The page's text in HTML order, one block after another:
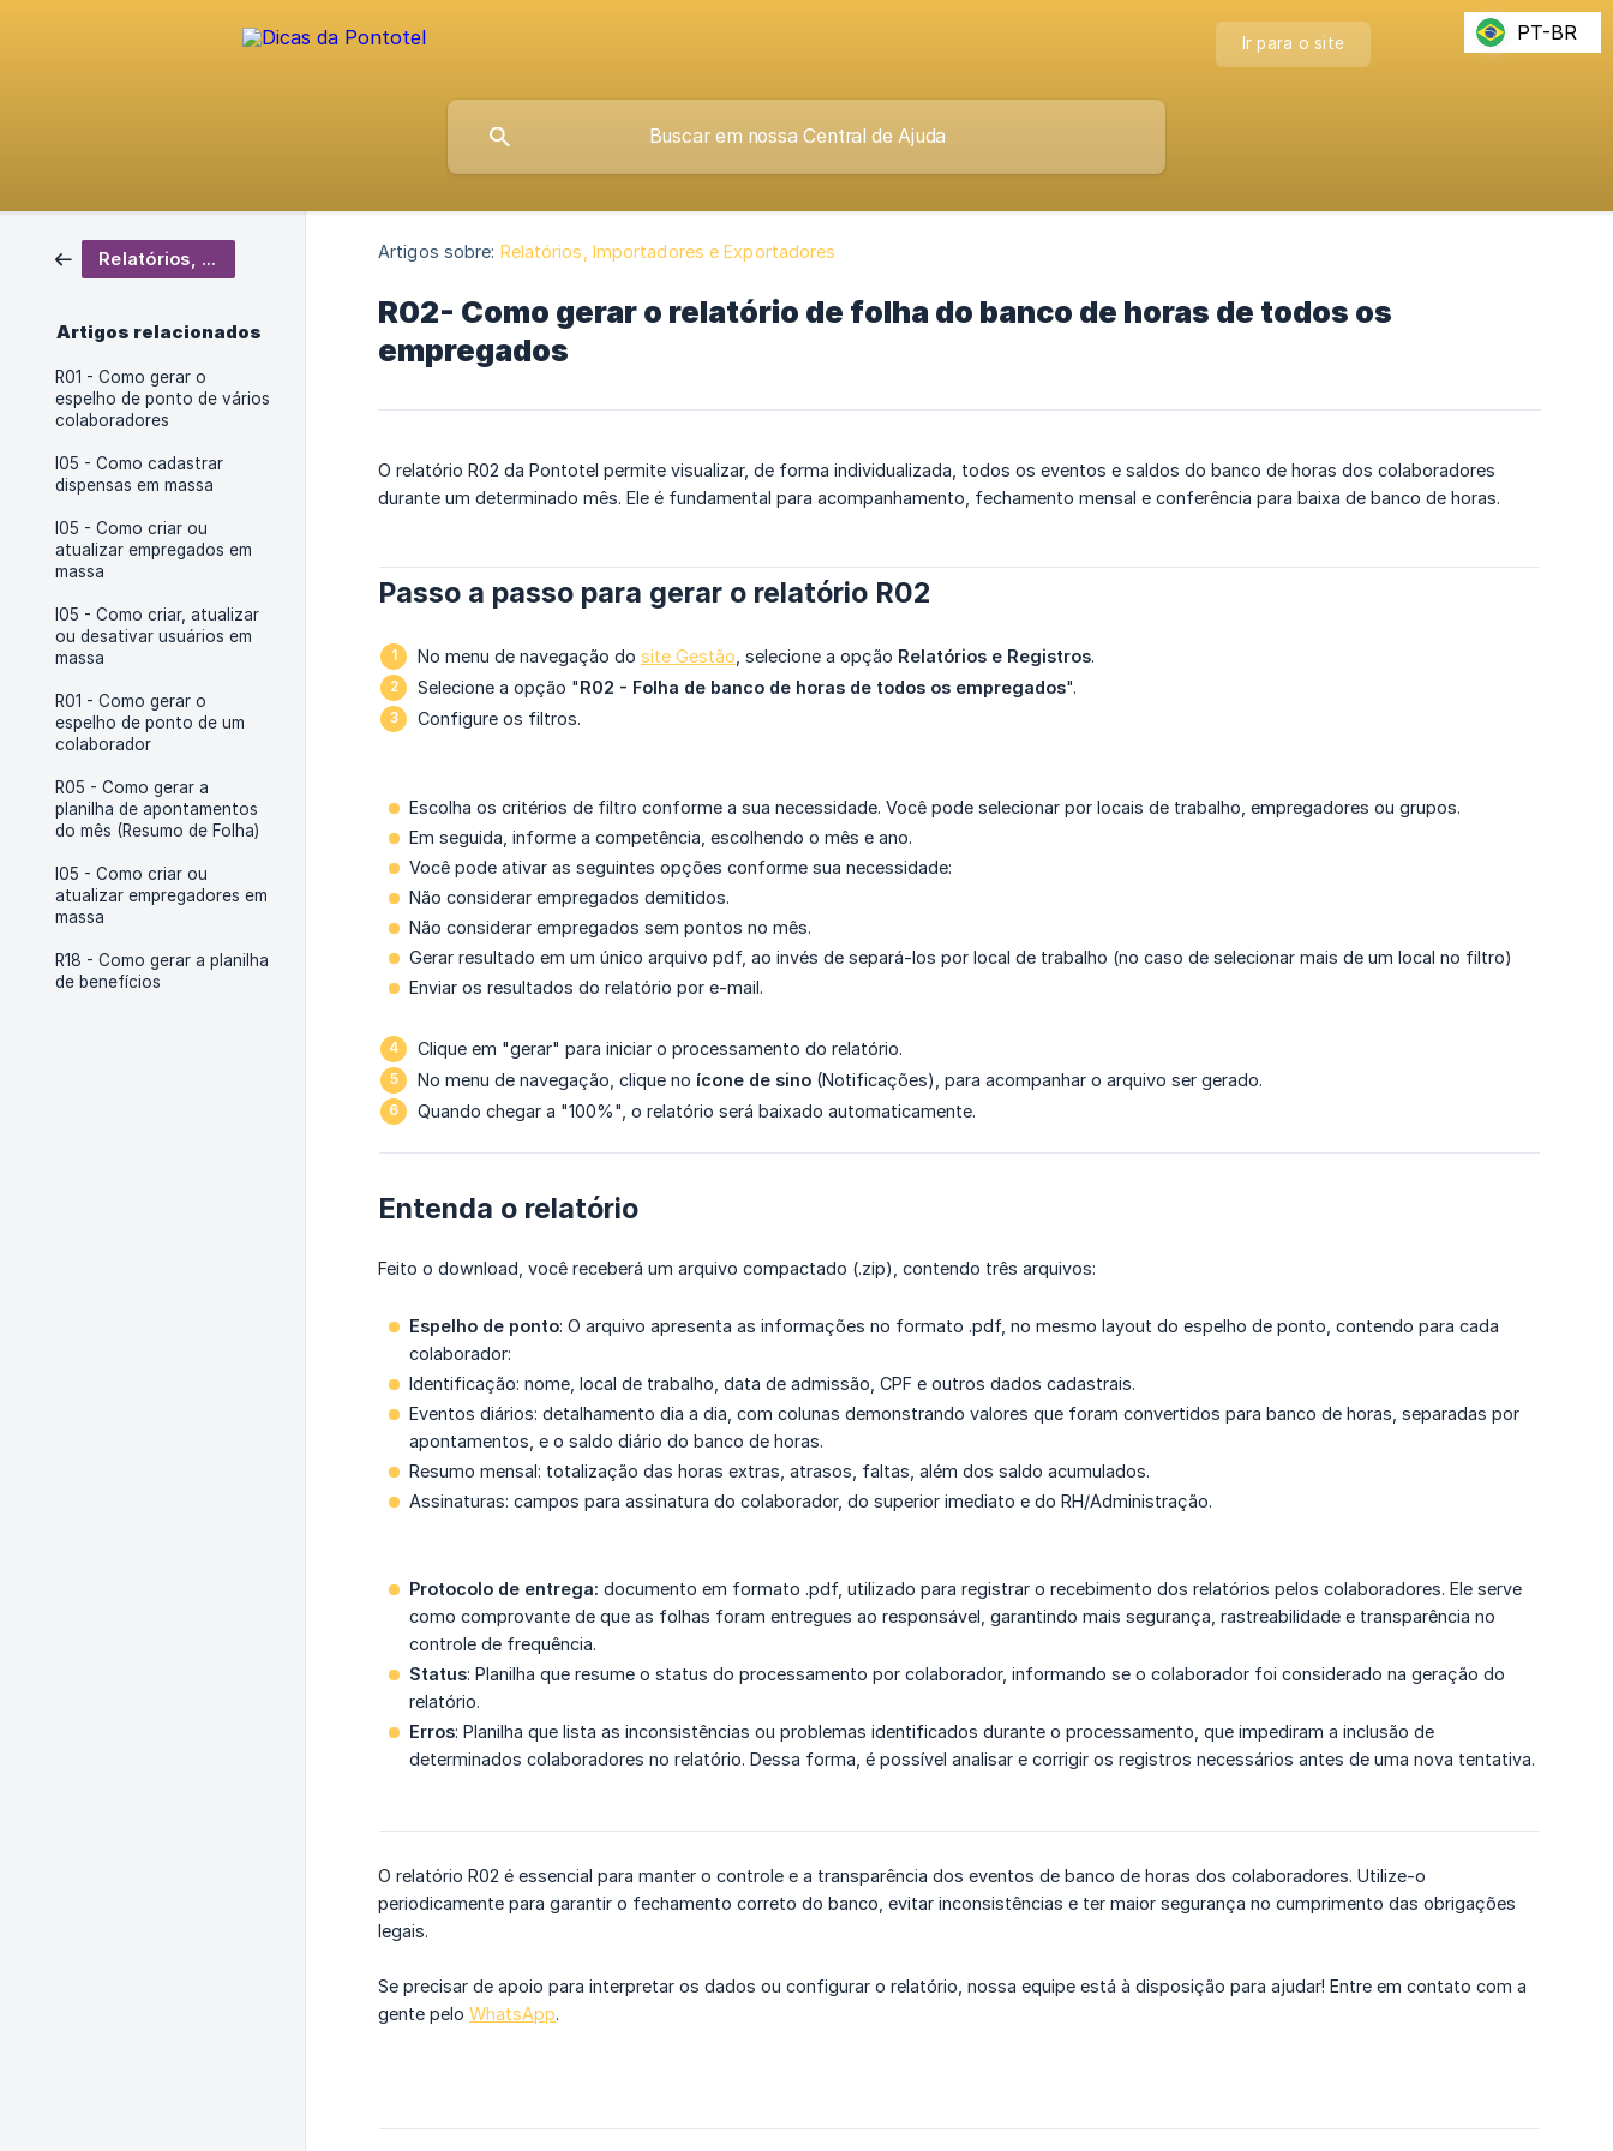
Ir para o site
Relatórios, Importadores e Exportadores
Artigos relacionados
R01 - Como gerar o
espelho de ponto de vários
colaboradores
I05 - Como cadastrar
dispensas em massa
I05 - Como criar ou
atualizar empregados em
massa
I05 - Como criar, atualizar
ou desativar usuários em
massa
R01 - Como gerar o
espelho de ponto de um
colaborador
R05 - Como gerar a
planilha de apontamentos
do mês (Resumo de Folha)
I05 - Como criar ou
atualizar empregadores em
massa
R18 - Como gerar a planilha
de benefícios
Artigos sobre: Relatórios, Importadores e Exportadores
R02- Como gerar o relatório de folha do banco de horas de todos os
empregados
O relatório R02 da Pontotel permite visualizar, de forma individualizada, todos os eventos e saldos do banco de horas dos colaboradores
durante um determinado mês. Ele é fundamental para acompanhamento, fechamento mensal e conferência para baixa de banco de horas.
Passo a passo para gerar o relatório R02
No menu de navegação do site Gestão , selecione a opção Relatórios e Registros.
Selecione a opção "R02 - Folha de banco de horas de todos os empregados".
Configure os filtros.
Escolha os critérios de filtro conforme a sua necessidade. Você pode selecionar por locais de trabalho, empregadores ou grupos.
Em seguida, informe a competência, escolhendo o mês e ano.
Você pode ativar as seguintes opções conforme sua necessidade:
Não considerar empregados demitidos.
Não considerar empregados sem pontos no mês.
Gerar resultado em um único arquivo pdf, ao invés de separá-los por local de trabalho (no caso de selecionar mais de um local no filtro)
Enviar os resultados do relatório por e-mail.
Clique em "gerar" para iniciar o processamento do relatório.
No menu de navegação, clique no ícone de sino (Notificações), para acompanhar o arquivo ser gerado.
Quando chegar a "100%", o relatório será baixado automaticamente.
Entenda o relatório
Feito o download, você receberá um arquivo compactado (.zip), contendo três arquivos:
Espelho de ponto: O arquivo apresenta as informações no formato .pdf, no mesmo layout do espelho de ponto, contendo para cada
colaborador:
Identificação: nome, local de trabalho, data de admissão, CPF e outros dados cadastrais.
Eventos diários: detalhamento dia a dia, com colunas demonstrando valores que foram convertidos para banco de horas, separadas por
apontamentos, e o saldo diário do banco de horas.
Resumo mensal: totalização das horas extras, atrasos, faltas, além dos saldo acumulados.
Assinaturas: campos para assinatura do colaborador, do superior imediato e do RH/Administração.
Protocolo de entrega: documento em formato .pdf, utilizado para registrar o recebimento dos relatórios pelos colaboradores. Ele serve
como comprovante de que as folhas foram entregues ao responsável, garantindo mais segurança, rastreabilidade e transparência no
controle de frequência.
Status: Planilha que resume o status do processamento por colaborador, informando se o colaborador foi considerado na geração do
relatório.
Erros: Planilha que lista as inconsistências ou problemas identificados durante o processamento, que impediram a inclusão de
determinados colaboradores no relatório. Dessa forma, é possível analisar e corrigir os registros necessários antes de uma nova tentativa.
O relatório R02 é essencial para manter o controle e a transparência dos eventos de banco de horas dos colaboradores. Utilize-o
periodicamente para garantir o fechamento correto do banco, evitar inconsistências e ter maior segurança no cumprimento das obrigações
legais.
Se precisar de apoio para interpretar os dados ou configurar o relatório, nossa equipe está à disposição para ajudar! Entre em contato com a
gente pelo WhatsApp.
PT-BR